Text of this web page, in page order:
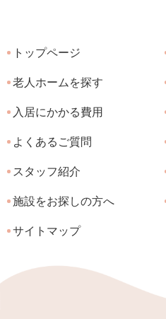
トップページ
老人ホームを探す
入居にかかる費用
よくあるご質問
スタッフ紹介
施設をお探しの方へ
サイトマップ